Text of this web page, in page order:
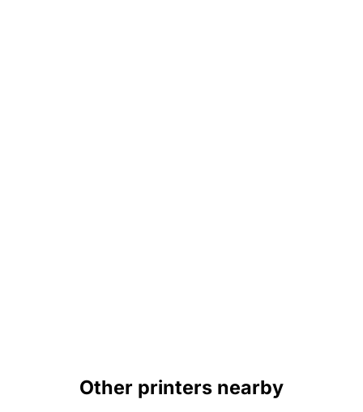
Other printers nearby